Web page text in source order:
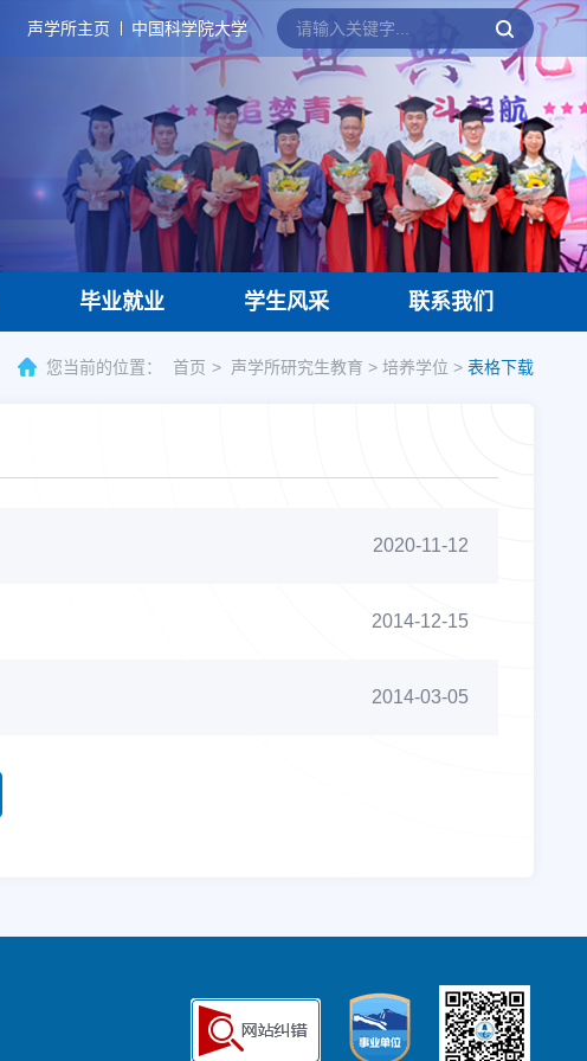
中国科学院大学
声学所主页
毕业就业 学生风采 联系我们
您当前的位置： 首页 声学所研究生教育 > 培养学位 > 表格下载
2020-11-12
2014-12-15
2014-03-05